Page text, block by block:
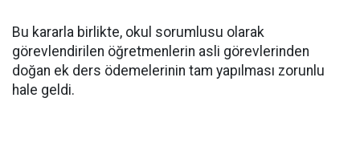
​Bu kararla birlikte, okul sorumlusu olarak
görevlendirilen öğretmenlerin asli görevlerinden
doğan ek ders ödemelerinin tam yapılması zorunlu
hale geldi.